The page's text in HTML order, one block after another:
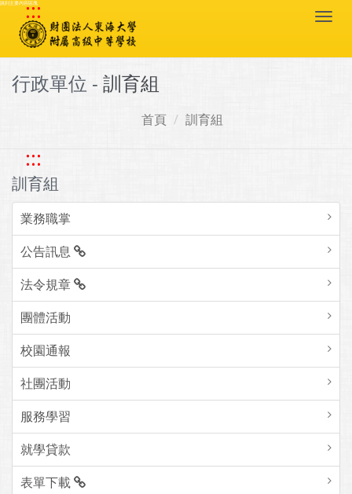
跳到主要內容區塊
:::
行政單位 - 訓育組
首頁 訓育組
:::
訓育組
業務職掌
公告訊息
法令規章
團體活動
校園通報
社團活動
服務學習
就學貸款
表單下載